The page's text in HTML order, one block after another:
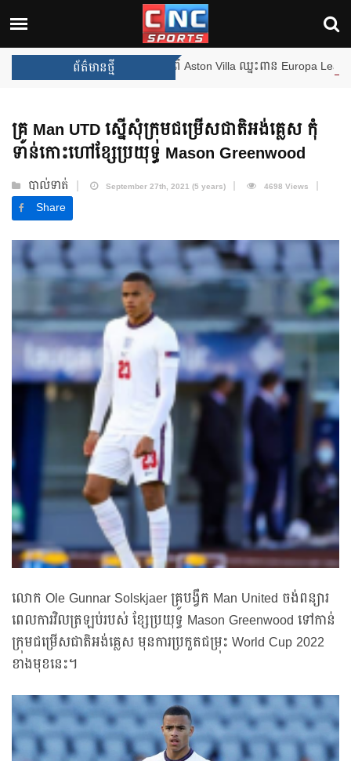
ព័ត៌មានថ្មី
ឈ្នះពានរង្វាន់បន្ថែមទៀត បន្ទាប់ពី Aston Villa ឈ្នះពាន Europa League
គ្រូ Man UTD ស្នើសុំក្រុមជម្រើសជាតិអង់គ្លេស កុំ
ទាន់កោះហៅខ្សែប្រយុទ្ធ Mason Greenwood
បាល់ទាត់ September 27th, 2021 (5 years) 4698 Views
Share
លោក Ole Gunnar Solskjaer គ្រូបង្វឹក Man United ចង់ពន្យារ
ពេលការវិលត្រឡប់របស់ ខ្សែប្រយុទ្ធ Mason Greenwood ទៅកាន់
ក្រុមជម្រើសជាតិអង់គ្លេស មុនការប្រកួតជម្រុះ World Cup 2022
ខាងមុខនេះ។